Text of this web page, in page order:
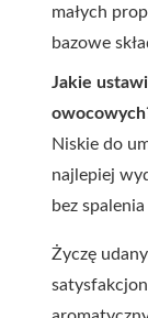
małych
bazowe
Jakie
Niskie do
najlepiej
bez
Życzę